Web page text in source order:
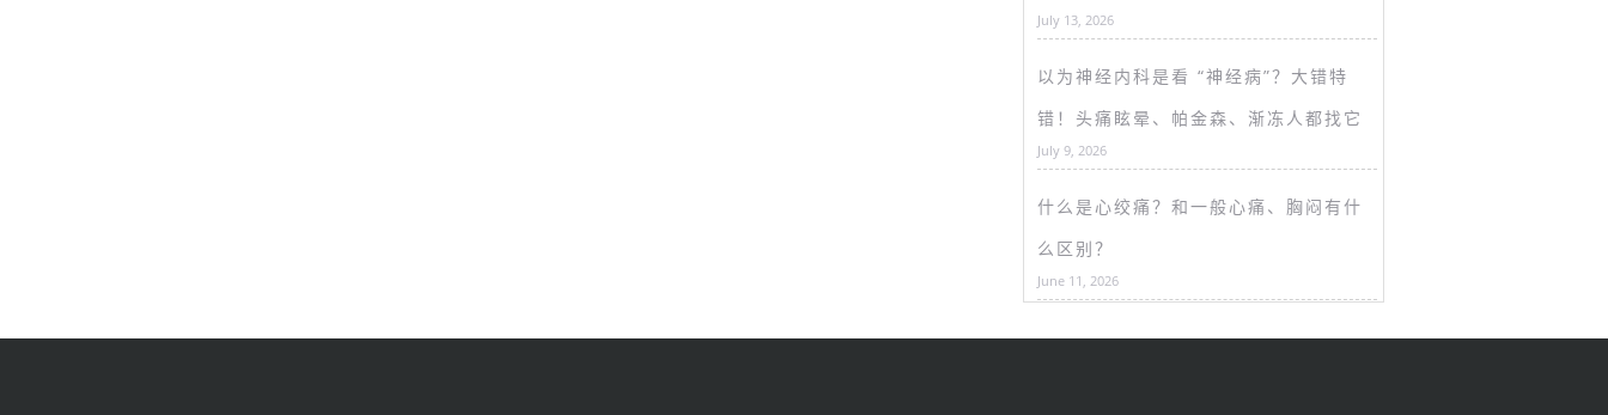
July 13, 2026
以为神经内科是看 “神经病”？大错特
错！头痛眩晕、帕金森、渐冻人都找它
July 9, 2026
什么是心绞痛？和一般心痛、胸闷有什
么区别？
June 11, 2026